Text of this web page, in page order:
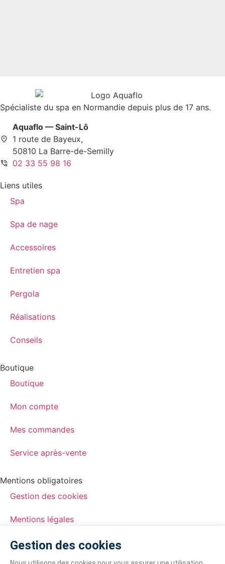
Spécialiste du spa en Normandie depuis plus de 17 ans.
Aquaflo — Saint-Lô
1 route de Bayeux,
50810 La Barre-de-Semilly
02 33 55 98 16
Liens utiles
Spa
Spa de nage
Accessoires
Entretien spa
Pergola
Réalisations
Conseils
Boutique
Boutique
Mon compte
Mes commandes
Service après-vente
Mentions obligatoires
Gestion des cookies
Mentions légales
Politique de confidentialité